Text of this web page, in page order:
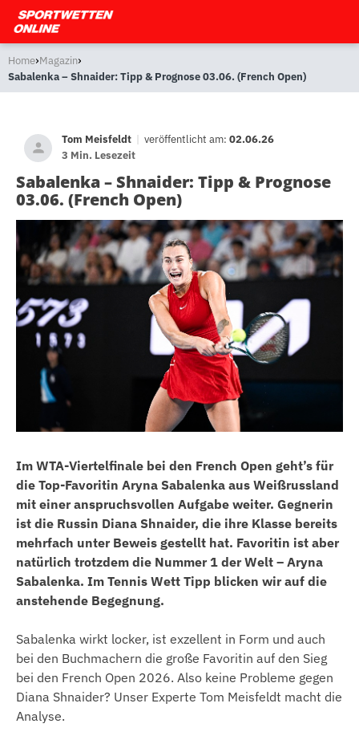
Home›Magazin›
Sabalenka – Shnaider: Tipp & Prognose 03.06. (French Open)
Tom Meisfeldt | veröffentlicht am: 02.06.26
3 Min. Lesezeit
Sabalenka – Shnaider: Tipp & Prognose
03.06. (French Open)
Im WTA-Viertelfinale bei den French Open geht’s für
die Top-Favoritin Aryna Sabalenka aus Weißrussland
mit einer anspruchsvollen Aufgabe weiter. Gegnerin
ist die Russin Diana Shnaider, die ihre Klasse bereits
mehrfach unter Beweis gestellt hat. Favoritin ist aber
natürlich trotzdem die Nummer 1 der Welt – Aryna
Sabalenka. Im Tennis Wett Tipp blicken wir auf die
anstehende Begegnung.
Sabalenka wirkt locker, ist exzellent in Form und auch
bei den Buchmachern die große Favoritin auf den Sieg
bei den French Open 2026. Also keine Probleme gegen
Diana Shnaider? Unser Experte Tom Meisfeldt macht die
Analyse.